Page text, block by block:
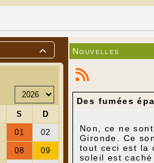
 Nouvelles
Des fumées
Non, ce ne
Gironde. Ce
tout ceci est la
soleil est